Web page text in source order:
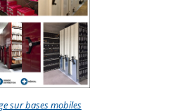
sur bases mobiles